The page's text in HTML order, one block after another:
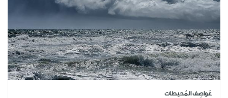
عَواصِف المُحيطات